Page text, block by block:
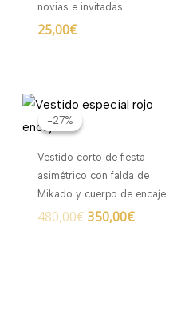
novias e invitadas.
25,00€
-27%
-27%
Vestido corto de fiesta
asimétrico con falda de
Mikado y cuerpo de encaje.
480,00€
El
precio
480,00€.
350,00€
El
precio
350,00€.